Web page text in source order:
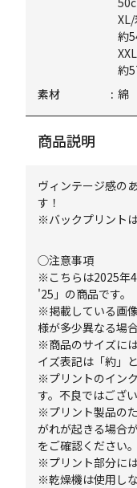
約
約
素材
綿
商品説明
ヴィンテージ感の
す！
※バックプリント
◯注意事項
※こちらは2025年
'25」の商品です。
※掲載している画
様が多少異なる場
※商品のサイズに
イズ表記は「約」
※プリントのイン
す。不良ではござい
※プリント製品の
がれが起きる場合
をご確認ください。
※プリント部分に
※乾燥機は使用し